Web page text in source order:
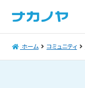
ホーム コミュニティ